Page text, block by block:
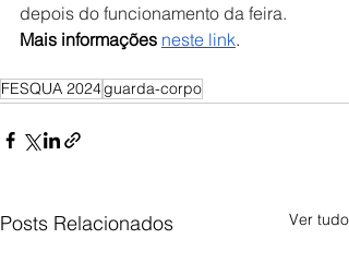
depois do funcionamento da feira.
Mais informações neste link.
FESQUA 2024guarda-corpo
Posts Relacionados Ver tudo